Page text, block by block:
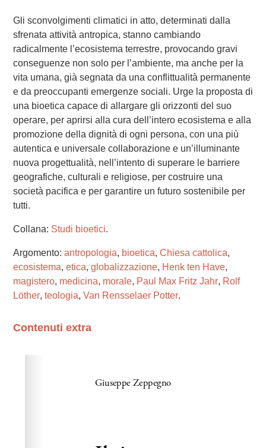
Gli sconvolgimenti climatici in atto, determinati dalla
sfrenata attività antropica, stanno cambiando
radicalmente l’ecosistema terrestre, provocando gravi
conseguenze non solo per l’ambiente, ma anche per la
vita umana, già segnata da una conflittualità permanente
e da preoccupanti emergenze sociali. Urge la proposta di
una bioetica capace di allargare gli orizzonti del suo
operare, per aprirsi alla cura dell’intero ecosistema e alla
promozione della dignità di ogni persona, con una più
autentica e universale collaborazione e un’illuminante
nuova progettualità, nell’intento di superare le barriere
geografiche, culturali e religiose, per costruire una
società pacifica e per garantire un futuro sostenibile per
tutti.
Collana: Studi bioetici.
Argomento: antropologia, bioetica, Chiesa cattolica,
ecosistema, etica, globalizzazione, Henk ten Have,
magistero, medicina, morale, Paul Max Fritz Jahr, Rolf
Löther, teologia, Van Rensselaer Potter.
Contenuti extra
documentation.